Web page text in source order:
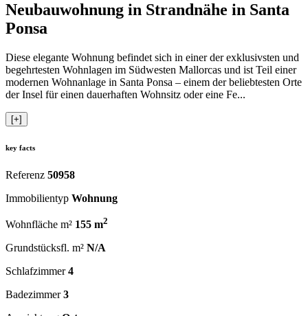
Neubauwohnung in Strandnähe in Santa
Ponsa
Diese elegante Wohnung befindet sich in einer der exklusivsten und
begehrtesten Wohnlagen im Südwesten Mallorcas und ist Teil einer
modernen Wohnanlage in Santa Ponsa – einem der beliebtesten Orte
der Insel für einen dauerhaften Wohnsitz oder eine Fe...
[+]
key facts
Referenz 50958
Immobilientyp Wohnung
Wohnfläche m² 155 m2
Grundstücksfl. m² N/A
Schlafzimmer 4
Badezimmer 3